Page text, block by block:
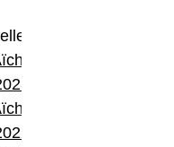
des
des